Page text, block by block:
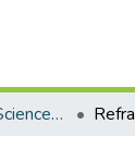
CEDoc en Lettres, Sciences Humaines, Arts et Sciences de l’Education (CED - LSHASE)